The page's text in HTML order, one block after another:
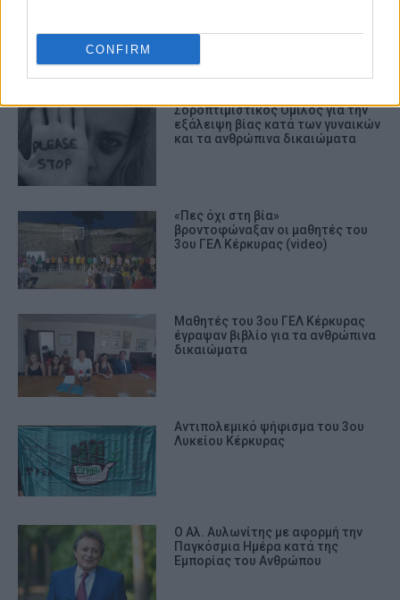
CONFIRM
Πανευρωπαϊκή Δράση
Σοροπτιμιστικός Ομιλος για την
εξάλειψη βίας κατά των γυναικών
και τα ανθρώπινα δικαιώματα
«Πες όχι στη βία»
βροντοφώναξαν οι μαθητές του
3ου ΓΕΛ Κέρκυρας (video)
Μαθητές του 3ου ΓΕΛ Κέρκυρας
έγραψαν βιβλίο για τα ανθρώπινα
δικαιώματα
Αντιπολεμικό ψήφισμα του 3ου
Λυκείου Κέρκυρας
Ο Αλ. Αυλωνίτης με αφορμή την
Παγκόσμια Ημέρα κατά της
Εμπορίας του Ανθρώπου